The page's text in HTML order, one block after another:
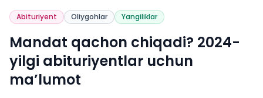
Abituriyent Oliygohlar Yangiliklar
Mandat qachon chiqadi? 2024-
yilgi abituriyentlar uchun
ma’lumot